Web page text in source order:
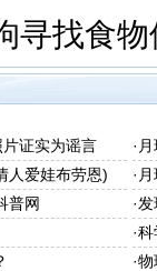
寻找食
证实为谣言 ·
人爱娃布劳恩) ·
普网 ·
·科
·物